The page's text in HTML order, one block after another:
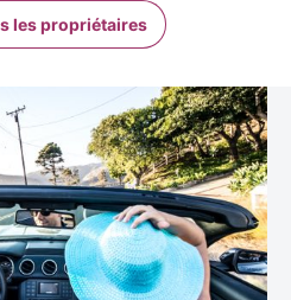
les propriétaires